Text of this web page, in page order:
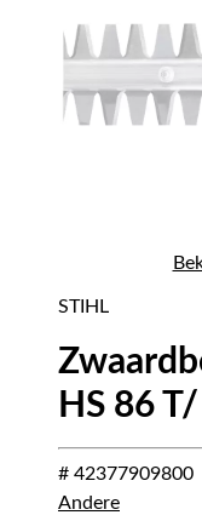
STIHL
HS 86
# 42377909800
Andere